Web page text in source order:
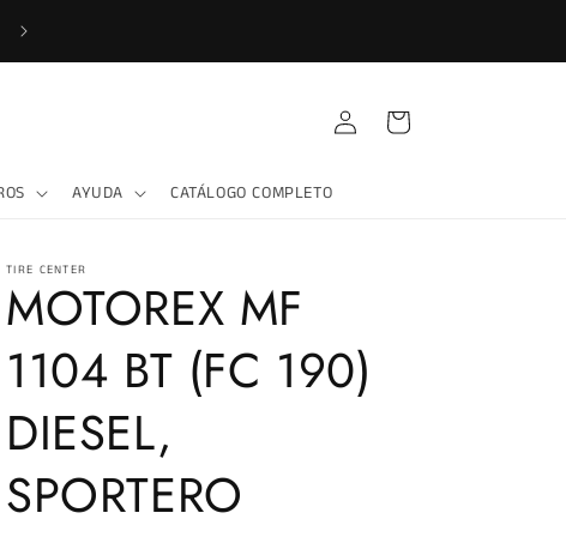
AYUDA CATÁLOGO COMPLETO
Iniciar
sesión
Carrito
TIRE CENTER
MOTOREX MF
1104 BT (FC 190)
DIESEL,
SPORTERO